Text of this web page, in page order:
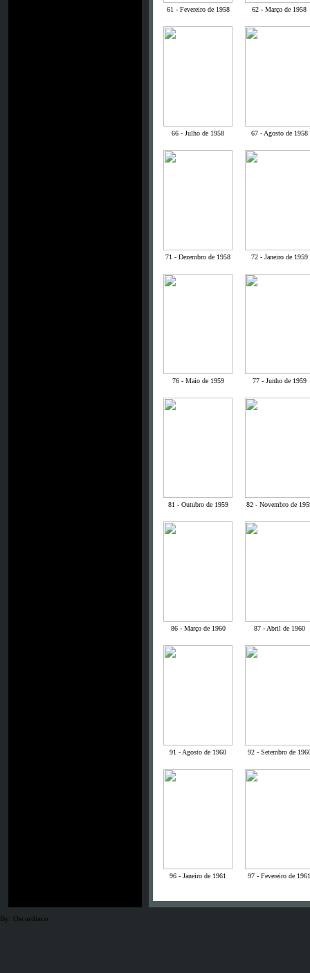
61 - Fevereiro de 1958 62 - Março de 1958
66 - Julho de 1958 67 - Agosto de 1958
71 - Dezembro de 1958 72 - Janeiro de 1959
76 - Maio de 1959 77 - Junho de 1959
81 - Outubro de 1959 82 - Novembro de
86 - Março de 1960 87 - Abril de 1960
91 - Agosto de 1960 92 - Setembro de
96 - Janeiro de 1961 97 - Fevereiro de 1961
By: Oscardiaco